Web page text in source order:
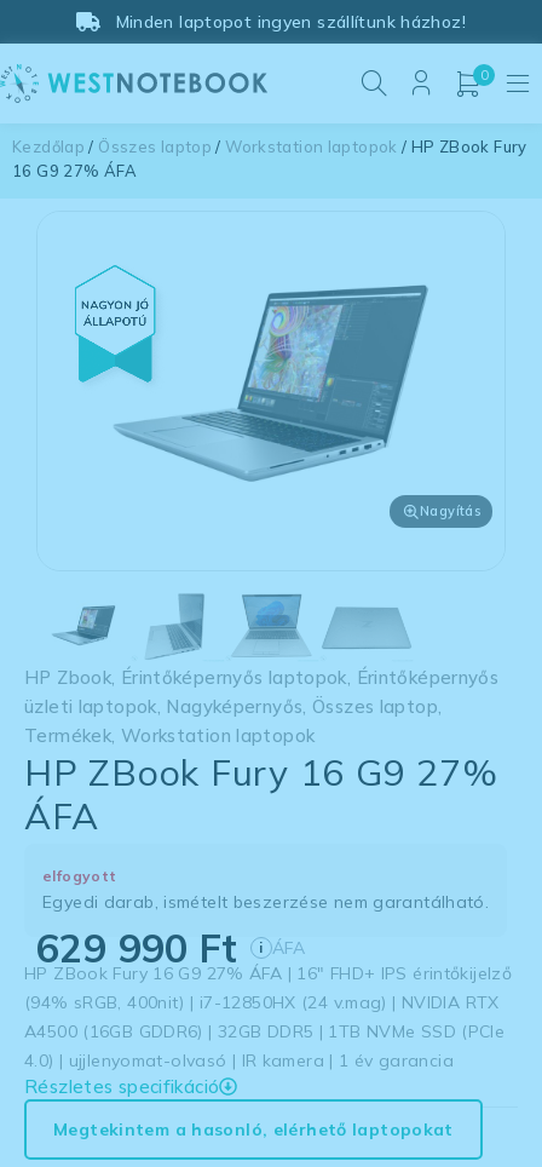
Minden laptopot ingyen szállítunk házhoz!
0
Kezdőlap / Összes laptop /Workstation laptopok / HP ZBook Fury
16 G9 27% ÁFA
Nagyítás
HP Zbook Érintőképernyős laptopok Érintőképernyős
üzleti laptopok Nagyképernyős Összes laptop
Termékek Workstation laptopok
HP ZBook Fury 16 G9 27%
ÁFA
elfogyott
Egyedi darab, ismételt beszerzése nem garantálható.
629 990 Ft i ÁFA
HP ZBook Fury 16 G9 27% ÁFA | 16″ FHD+ IPS érintőkijelző
(94% sRGB, 400nit) | i7-12850HX (24 v.mag) | NVIDIA RTX
A4500 (16GB GDDR6) | 32GB DDR5 | 1TB NVMe SSD (PCIe
4.0) | ujjlenyomat-olvasó | IR kamera | 1 év garancia
Részletes specifikáció
Megtekintem a hasonló, elérhető laptopokat